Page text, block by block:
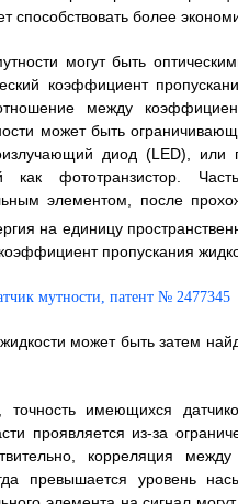
способствовать более
могут быть
коэффициент
между
может быть
диод (LED), или
как фототранзистор.
элементом, после
на единицу
пропускания
может быть затем
имеющихся
проявляется из-за
корреляция
превышается уровень